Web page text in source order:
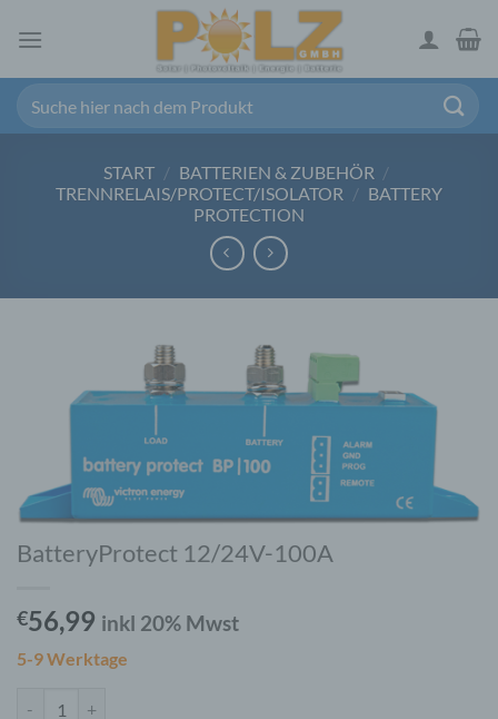
Inhalt
START / BATTERIEN & ZUBEHÖR /
TRENNRELAIS/PROTECT/ISOLATOR / BATTERY
PROTECTION
BatteryProtect 12/24V-100A
€56,99 inkl 20% Mwst
5-9 Werktage